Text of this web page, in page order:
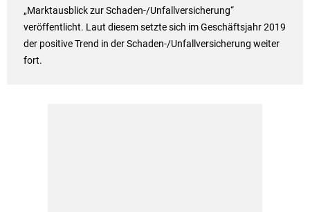
„Marktausblick zur Schaden-/Unfallversicherung“
veröffentlicht. Laut diesem setzte sich im Geschäftsjahr 2019
der positive Trend in der Schaden-/Unfallversicherung weiter
fort.